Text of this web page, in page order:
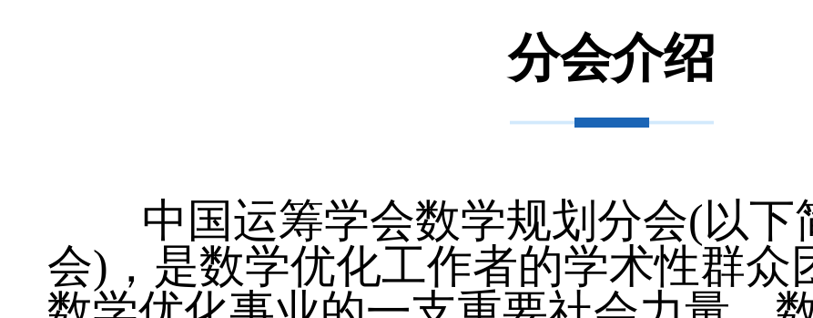
分会介绍
中国运筹学会数学规划分会(以下
会)，是数学优化工作者的学术性群众